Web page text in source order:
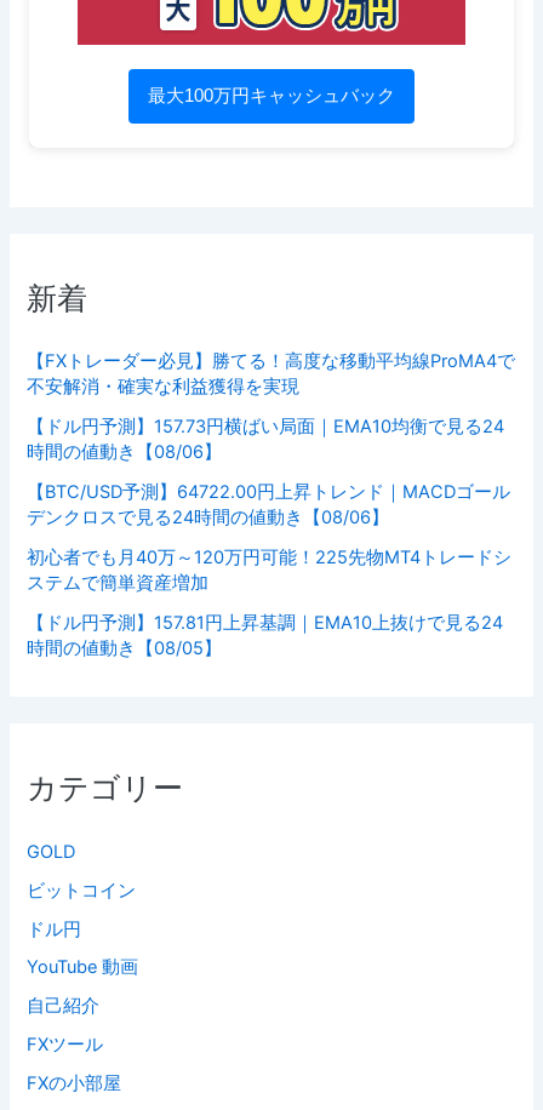
最大100万円キャッシュバック
新着
【FXトレーダー必見】勝てる！高度な移動平均線ProMA4で
不安解消・確実な利益獲得を実現
【ドル円予測】157.73円横ばい局面｜EMA10均衡で見る24
時間の値動き【08/06】
【BTC/USD予測】64722.00円上昇トレンド｜MACDゴール
デンクロスで見る24時間の値動き【08/06】
初心者でも月40万～120万円可能！225先物MT4トレードシ
ステムで簡単資産増加
【ドル円予測】157.81円上昇基調｜EMA10上抜けで見る24
時間の値動き【08/05】
カテゴリー
GOLD
ビットコイン
ドル円
YouTube 動画
自己紹介
FXツール
FXの小部屋